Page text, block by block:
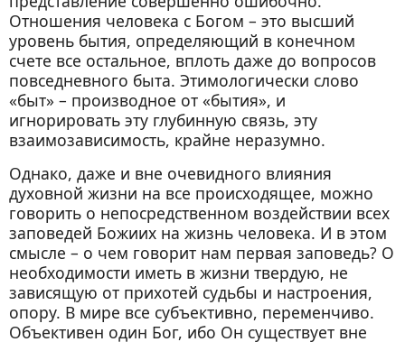
Отношения человека с Богом – это высший
уровень бытия, определяющий в конечном
счете все остальное, вплоть даже до вопросов
повседневного быта. Этимологически слово
«быт» – производное от «бытия», и
игнорировать эту глубинную связь, эту
взаимозависимость, крайне неразумно.
Однако, даже и вне очевидного влияния
духовной жизни на все происходящее, можно
говорить о непосредственном воздействии всех
заповедей Божиих на жизнь человека. И в этом
смысле – о чем говорит нам первая заповедь? О
необходимости иметь в жизни твердую, не
зависящую от прихотей судьбы и настроения,
опору. В мире все субъективно, переменчиво.
Объективен один Бог, ибо Он существует вне